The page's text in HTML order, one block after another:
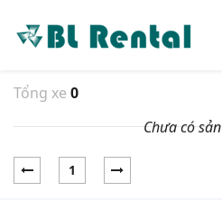
Tổng xe 0
Chưa có
1